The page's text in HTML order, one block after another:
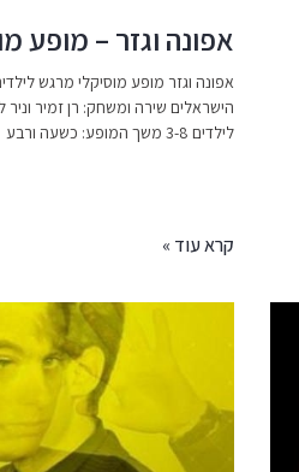
אפונה וגזר – מופע
אפונה וגזר מופע מוסיקלי מרגש
הישראלים שירה ומשחק: רן זמיר וניר
לילדים 3-8 משך המופע: כשעה ורבע
קרא עוד »